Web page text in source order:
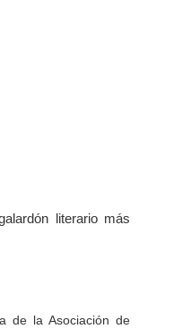
literario más
de laAsociación de